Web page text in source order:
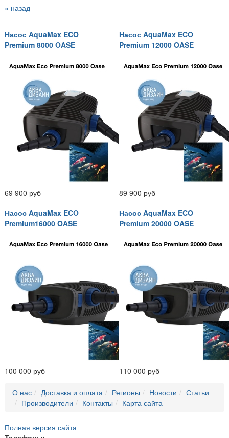
« назад
Насос AquaMax ECO
Premium 8000 OASE
69 900 руб
Насос AquaMax ECO
Premium 12000 OASE
89 900 руб
Насос AquaMax ECO
Premium16000 OASE
100 000 руб
Насос AquaMax ECO
Premium 20000 OASE
110 000 руб
О нас Доставка и оплата Регионы Новости
Статьи
Производители
Контакты Карта сайта
Полная версия сайта